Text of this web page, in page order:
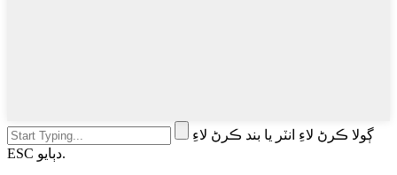
ڳولا ڪرڻ لاءِ انٽر يا بند ڪرڻ لاءِ
ESC دٻايو.